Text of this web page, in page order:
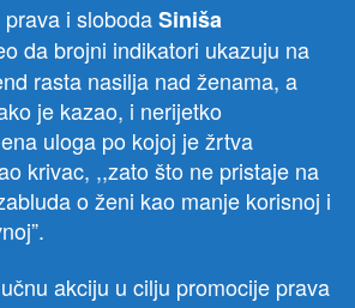
i slobodaSiniša
da brojni indikatori ukazuju na
rasta nasilja nad ženama, a
je kazao, i nerijetko
uloga po kojoj je žrtva
krivac, ,,zato što ne pristaje na
o ženi kao manje korisnoj i
akciju u cilju promocije prava